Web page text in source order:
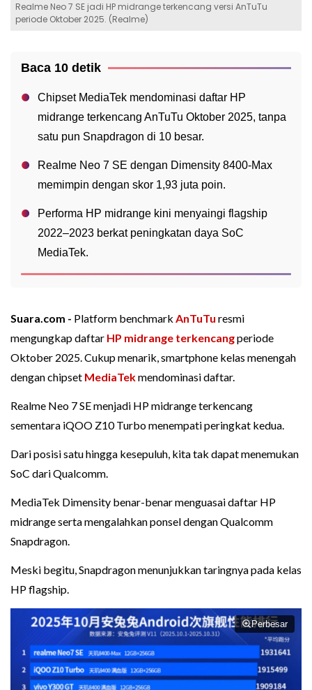
Realme Neo 7 SE jadi HP midrange terkencang versi AnTuTu
periode Oktober 2025. (Realme)
Baca 10 detik
Chipset MediaTek mendominasi daftar HP
midrange terkencang AnTuTu Oktober 2025, tanpa
satu pun Snapdragon di 10 besar.
Realme Neo 7 SE dengan Dimensity 8400-Max
memimpin dengan skor 1,93 juta poin.
Performa HP midrange kini menyaingi flagship
2022–2023 berkat peningkatan daya SoC
MediaTek.
Suara.com - Platform benchmark AnTuTu resmi
mengungkap daftar HP midrange terkencangperiode
Oktober 2025. Cukup menarik, smartphone kelas menengah
dengan chipset MediaTekmendominasi daftar.
Realme Neo 7 SE menjadi HP midrange terkencang
sementara iQOO Z10 Turbo menempati peringkat kedua.
Dari posisi satu hingga kesepuluh, kita tak dapat menemukan
SoC dari Qualcomm.
MediaTek Dimensity benar-benar menguasai daftar HP
midrange serta mengalahkan ponsel dengan Qualcomm
Snapdragon.
Meski begitu, Snapdragon menunjukkan taringnya pada kelas
HP flagship.
Perbesar